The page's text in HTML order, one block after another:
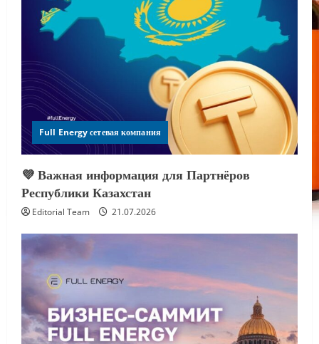
Full Energy сетевая компания
💜 Важная информация для Партнёров
Республики Казахстан
Editorial Team 21.07.2026